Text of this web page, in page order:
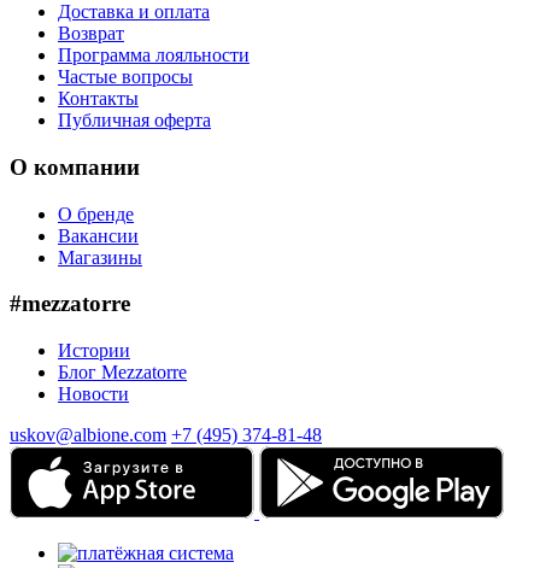
Доставка и оплата
Возврат
Программа лояльности
Частые вопросы
Контакты
Публичная оферта
О компании
О бренде
Вакансии
Магазины
#mezzatorre
Истории
Блог Mezzatorre
Новости
uskov@albione.com +7 (495) 374-81-48